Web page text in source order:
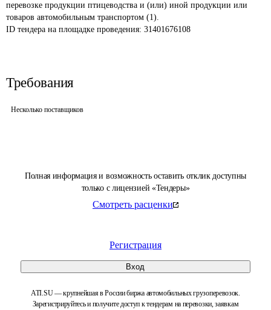
Полная информация и возможность оставить отклик доступны
только с лицензией «Тендеры»
Смотреть расценки
Регистрация
Вход
ATI.SU — крупнейшая в России биржа автомобильных грузоперевозок.
Зарегистрируйтесь и получите доступ к тендерам на перевозки, заявкам
перевозке продукции птицеводства и (или) иной продукции или
товаров автомобильным транспортом (1).
ID тендера на площадке проведения: 31401676108
Требования
Несколько поставщиков